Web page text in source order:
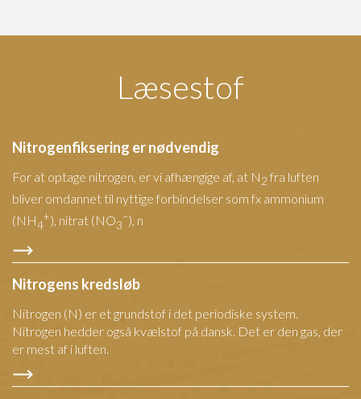
Læsestof
Nitrogenfiksering er nødvendig
For at optage nitrogen, er vi afhængige af, at N2 fra luften
bliver omdannet til nyttige forbindelser som fx ammonium
(NH4
+), nitrat (NO3
–), n
Nitrogens kredsløb
Nitrogen (N) er et grundstof i det periodiske system.
Nitrogen hedder også kvælstof på dansk. Det er den gas, der
er mest af i luften.